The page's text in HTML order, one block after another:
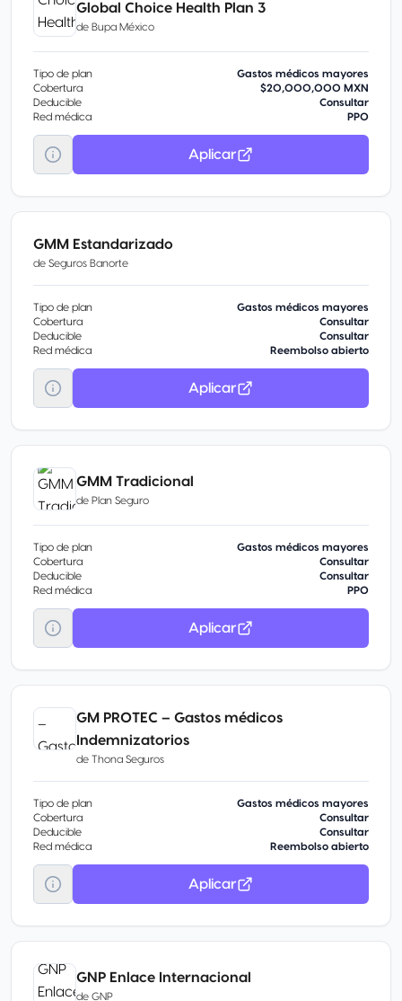
Global Choice Health Plan 3
de Bupa México
Tipo de plan
Gastos médicos mayores
Cobertura
$20,000,000 MXN
Deducible
Consultar
Red médica
PPO
Aplicar
GMM Estandarizado
de Seguros Banorte
Tipo de plan
Gastos médicos mayores
Cobertura
Consultar
Deducible
Consultar
Red médica
Reembolso abierto
Aplicar
GMM Tradicional
de Plan Seguro
Tipo de plan
Gastos médicos mayores
Cobertura
Consultar
Deducible
Consultar
Red médica
PPO
Aplicar
GM PROTEC – Gastos médicos
Indemnizatorios
de Thona Seguros
Tipo de plan
Gastos médicos mayores
Cobertura
Consultar
Deducible
Consultar
Red médica
Reembolso abierto
Aplicar
GNP Enlace Internacional
de GNP